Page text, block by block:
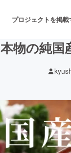
プロジェクトを掲
楽
ーム・サービス開発
物の純